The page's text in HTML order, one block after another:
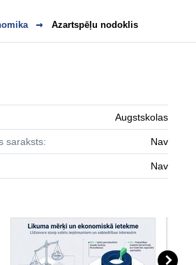
Azartspēļu nodoklis
Augstskolas
saraksts: Nav
Nav